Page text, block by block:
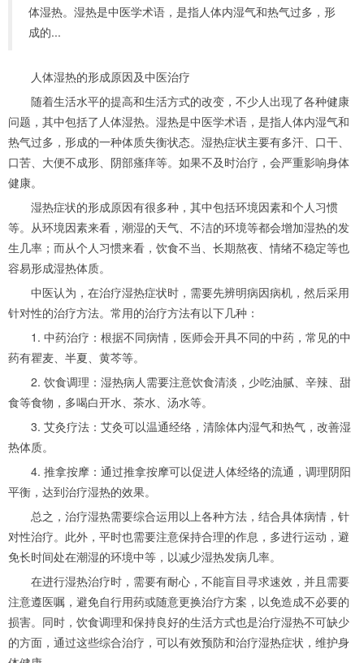
体湿热。湿热是中医学术语，是指人体内湿气和热气过多，形
成的...
人体湿热的形成原因及中医治疗
随着生活水平的提高和生活方式的改变，不少人出现了各种健康
问题，其中包括了人体湿热。湿热是中医学术语，是指人体内湿气和
热气过多，形成的一种体质失衡状态。湿热症状主要有多汗、口干、
口苦、大便不成形、阴部瘙痒等。如果不及时治疗，会严重影响身体
健康。
湿热症状的形成原因有很多种，其中包括环境因素和个人习惯
等。从环境因素来看，潮湿的天气、不洁的环境等都会增加湿热的发
生几率；而从个人习惯来看，饮食不当、长期熬夜、情绪不稳定等也
容易形成湿热体质。
中医认为，在治疗湿热症状时，需要先辨明病因病机，然后采用
针对性的治疗方法。常用的治疗方法有以下几种：
1. 中药治疗：根据不同病情，医师会开具不同的中药，常见的中
药有瞿麦、半夏、黄芩等。
2. 饮食调理：湿热病人需要注意饮食清淡，少吃油腻、辛辣、甜
食等食物，多喝白开水、茶水、汤水等。
3. 艾灸疗法：艾灸可以温通经络，清除体内湿气和热气，改善湿
热体质。
4. 推拿按摩：通过推拿按摩可以促进人体经络的流通，调理阴阳
平衡，达到治疗湿热的效果。
总之，治疗湿热需要综合运用以上各种方法，结合具体病情，针
对性治疗。此外，平时也需要注意保持合理的作息，多进行运动，避
免长时间处在潮湿的环境中等，以减少湿热发病几率。
在进行湿热治疗时，需要有耐心，不能盲目寻求速效，并且需要
注意遵医嘱，避免自行用药或随意更换治疗方案，以免造成不必要的
损害。同时，饮食调理和保持良好的生活方式也是治疗湿热不可缺少
的方面，通过这些综合治疗，可以有效预防和治疗湿热症状，维护身